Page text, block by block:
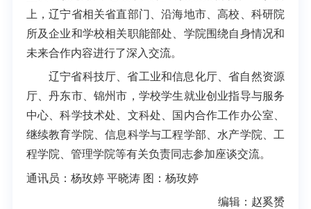
上，辽宁省相关省直部门、沿海地市、高校、科研院
所及企业和学校相关职能部处、学院围绕自身情况和
未来合作内容进行了深入交流。
辽宁省科技厅、省工业和信息化厅、省自然资源
厅、丹东市、锦州市，学校学生就业创业指导与服务
中心、科学技术处、文科处、国内合作工作办公室、
继续教育学院、信息科学与工程学部、水产学院、工
程学院、管理学院等有关负责同志参加座谈交流。
通讯员：杨玫婷 平晓涛 图：杨玫婷
编辑：赵奚赟